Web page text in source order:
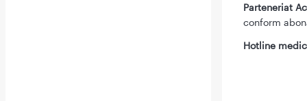
Parteneriat
conform
Hotline